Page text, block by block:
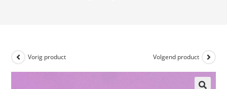
Vorig product Volgend product